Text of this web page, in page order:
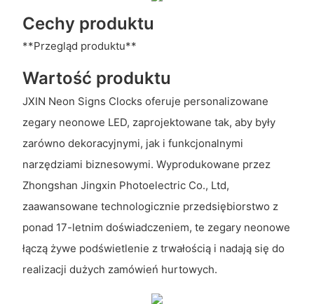
Cechy produktu
**Przegląd produktu**
Wartość produktu
JXIN Neon Signs Clocks oferuje personalizowane
zegary neonowe LED, zaprojektowane tak, aby były
zarówno dekoracyjnymi, jak i funkcjonalnymi
narzędziami biznesowymi. Wyprodukowane przez
Zhongshan Jingxin Photoelectric Co., Ltd,
zaawansowane technologicznie przedsiębiorstwo z
ponad 17-letnim doświadczeniem, te zegary neonowe
łączą żywe podświetlenie z trwałością i nadają się do
realizacji dużych zamówień hurtowych.